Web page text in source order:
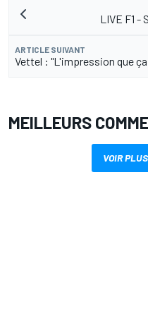
LIVE F1 -
ARTICLE SUIVANT
Vettel : "L'impression que
MEILLEURS
VOIR